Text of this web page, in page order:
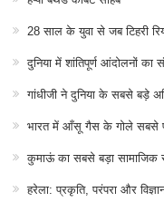
28 साल के युवा से जब टिहरी
दुनिया में शांतिपूर्ण आंदोलनों का
गांधीजी ने दुनिया के सबसे बड़े
भारत में आँसू गैस के गोले सबसे
कुमाऊं का सबसे बड़ा सामाजिक
हरेला: प्रकृति, परंपरा और